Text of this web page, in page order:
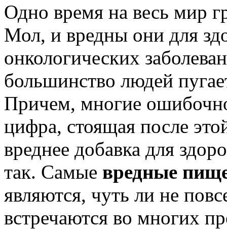
Одно время на весь мир
Мол, и вредны они для
онкологических
большинство людей
Причем, многие
цифра, стоящая после
вреднее добавка для
так. Самые вредные
являются, чуть ли не
встречаются во многих